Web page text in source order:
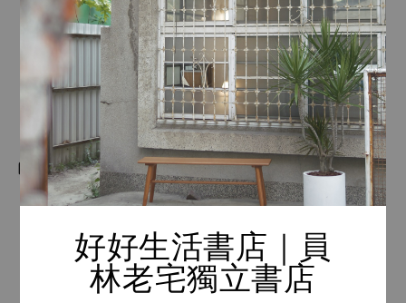
好好生活書店｜員
林老宅獨立書店